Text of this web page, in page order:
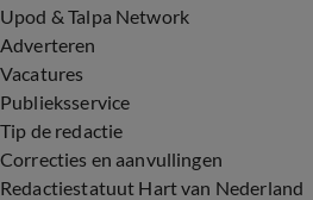
Upod & Talpa Network
Adverteren
Vacatures
Publieksservice
Tip de redactie
Correcties en aanvullingen
Redactiestatuut Hart van Nederland